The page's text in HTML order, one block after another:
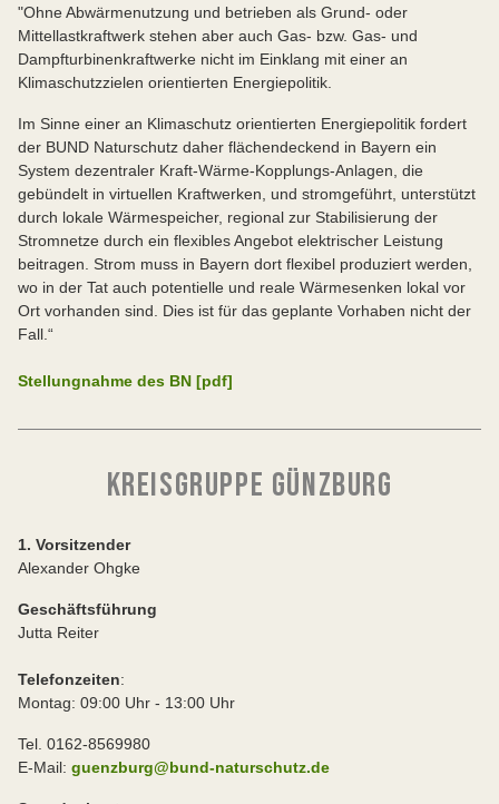
"Ohne Abwärmenutzung und betrieben als Grund- oder
Mittellastkraftwerk stehen aber auch Gas- bzw. Gas- und
Dampfturbinenkraftwerke nicht im Einklang mit einer an
Klimaschutzzielen orientierten Energiepolitik.
Im Sinne einer an Klimaschutz orientierten Energiepolitik fordert
der BUND Naturschutz daher flächendeckend in Bayern ein
System dezentraler Kraft-Wärme-Kopplungs-Anlagen, die
gebündelt in virtuellen Kraftwerken, und stromgeführt, unterstützt
durch lokale Wärmespeicher, regional zur Stabilisierung der
Stromnetze durch ein flexibles Angebot elektrischer Leistung
beitragen. Strom muss in Bayern dort flexibel produziert werden,
wo in der Tat auch potentielle und reale Wärmesenken lokal vor
Ort vorhanden sind. Dies ist für das geplante Vorhaben nicht der
Fall.“
Stellungnahme des BN [pdf]
KREISGRUPPE GÜNZBURG
1. Vorsitzender
Alexander Ohgke
Geschäftsführung
Jutta Reiter
Telefonzeiten:
Montag: 09:00 Uhr - 13:00 Uhr
Tel. 0162-8569980
E-Mail: guenzburg@bund-naturschutz.de